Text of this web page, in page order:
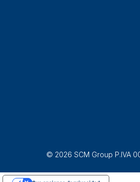
© 2026 SCM Group P.IVA